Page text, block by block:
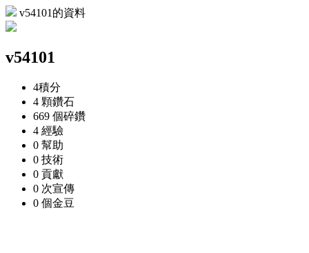
v54101的資料
v54101
4積分
4 顆鑽石
669 個碎鑽
4 經驗
0 幫助
0 技術
0 貢獻
0 次宣傳
0 個金豆